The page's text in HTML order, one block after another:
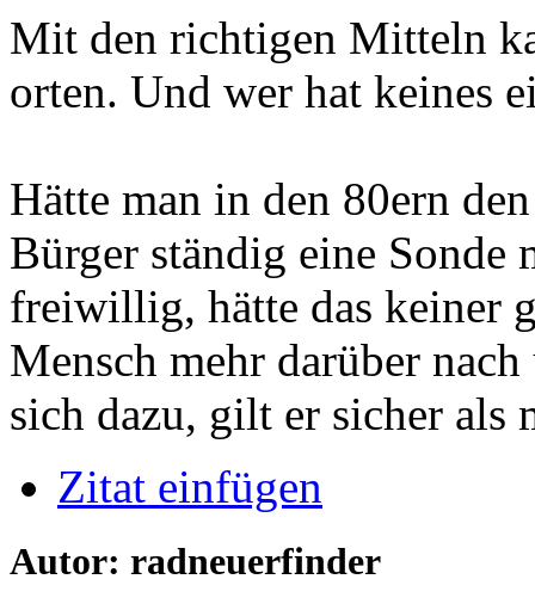
Mit den richtigen Mitteln
orten. Und wer hat keines
Hätte man in den 80ern
Bürger ständig eine Sonde
freiwillig, hätte das keiner
Mensch mehr darüber
sich dazu, gilt er sicher als
Zitat einfügen
Autor: radneuerfinder